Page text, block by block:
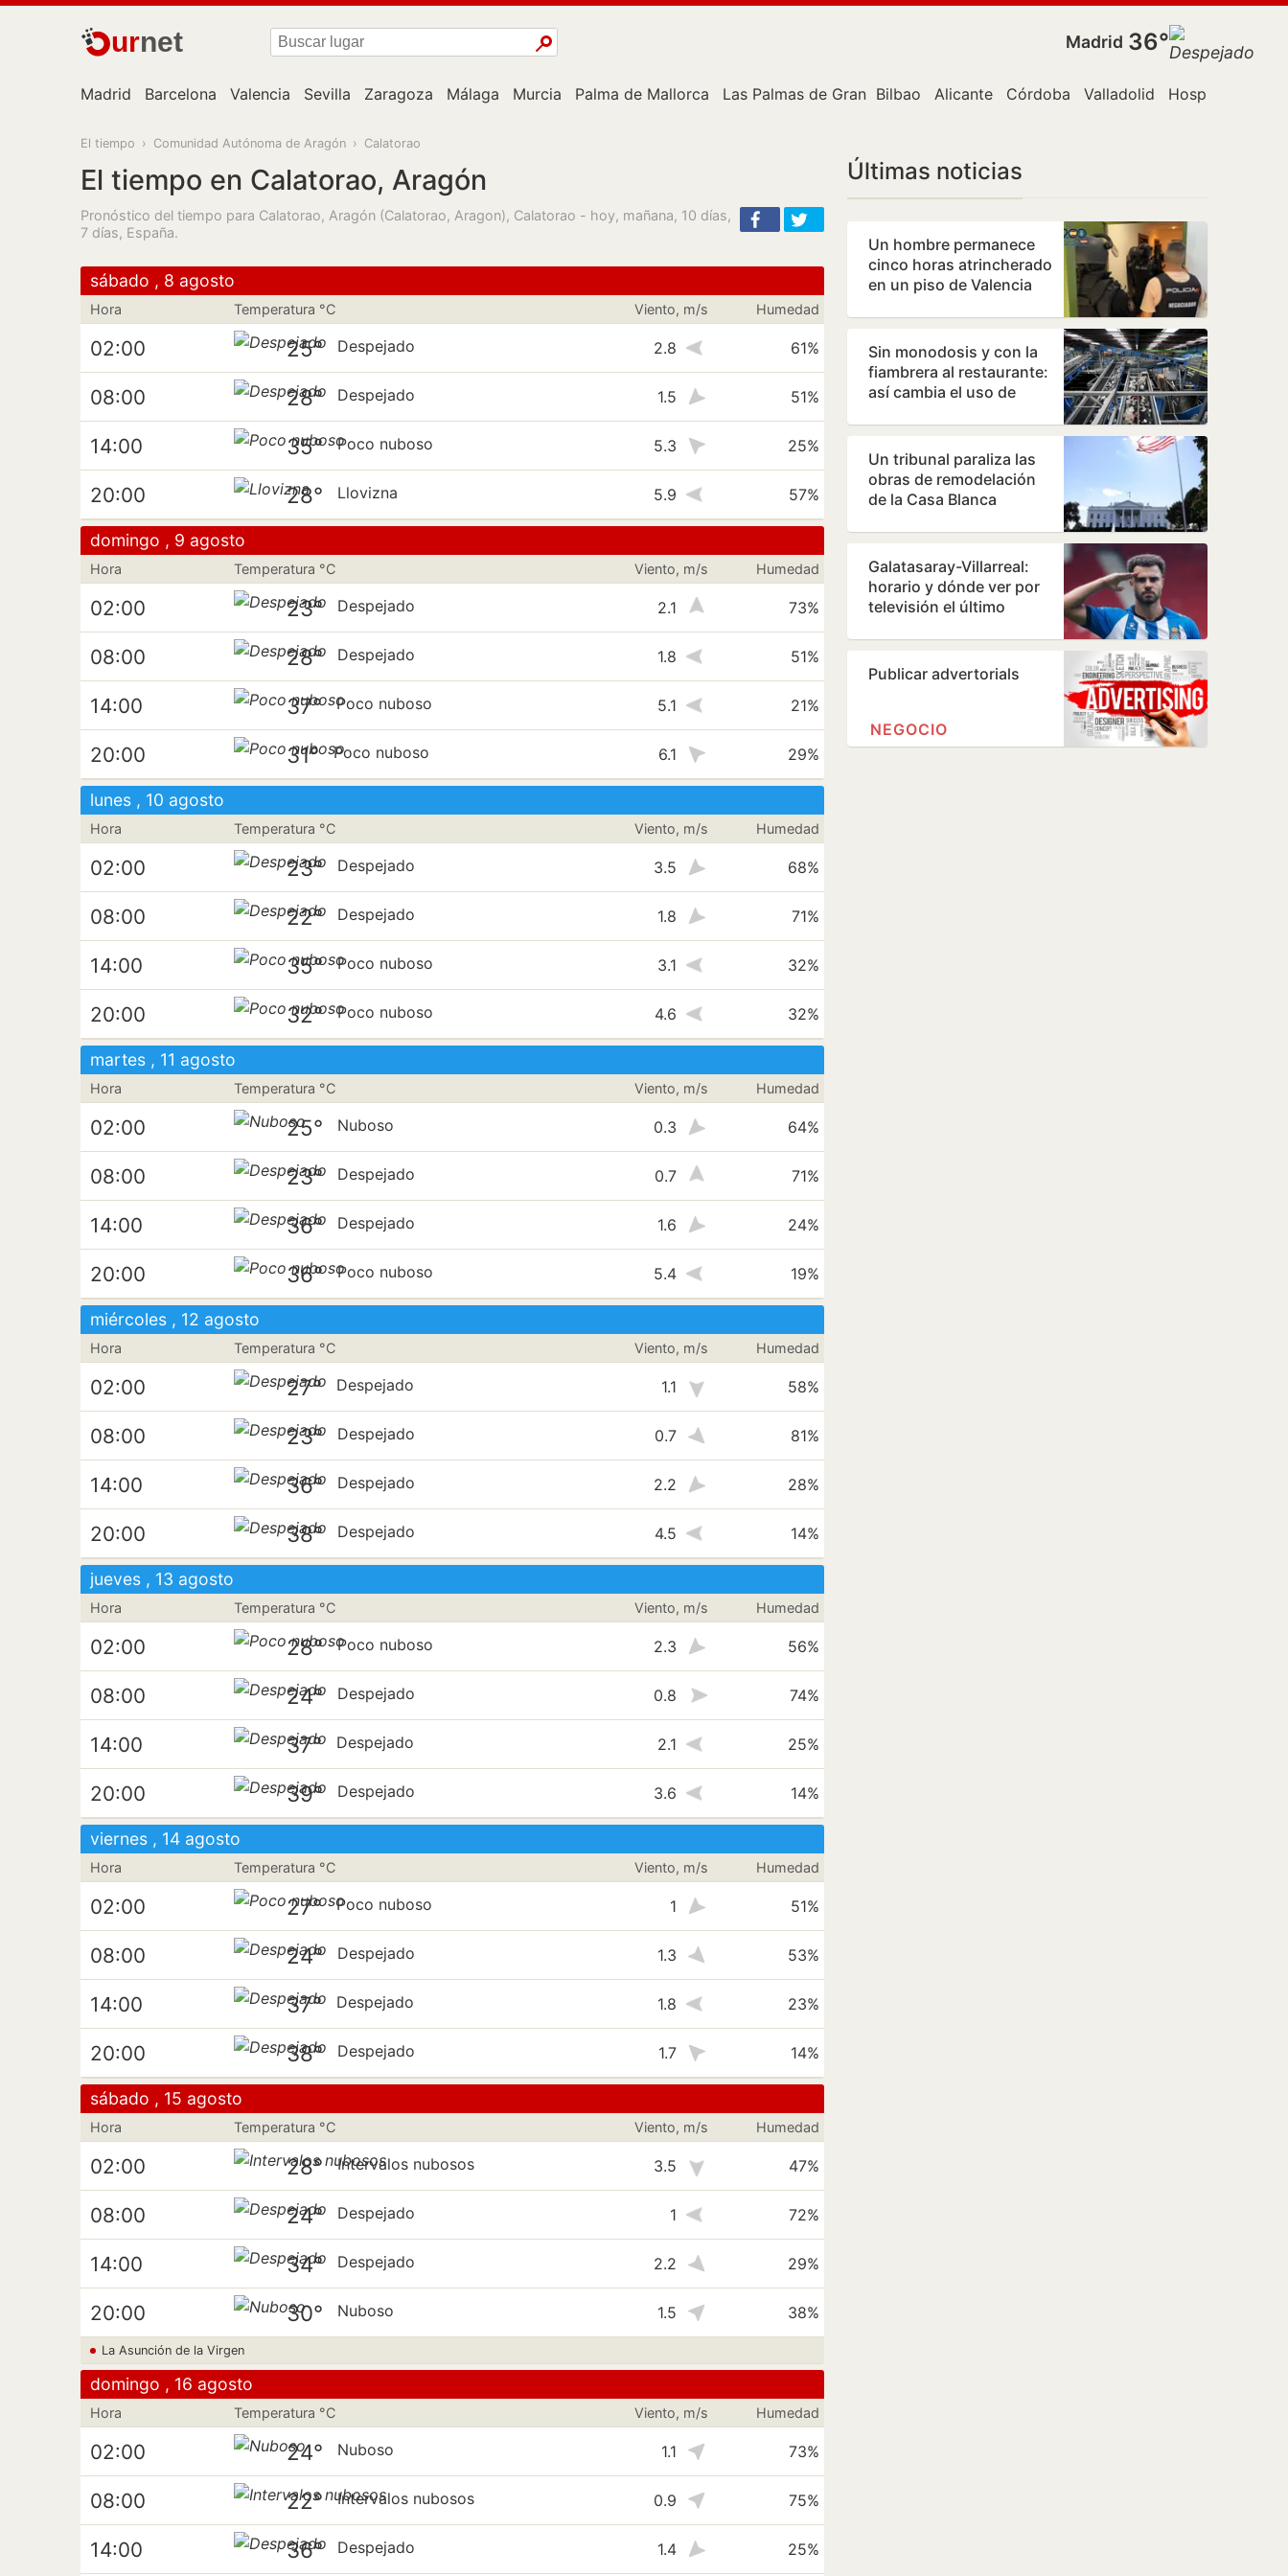
urnet Madrid 36°
Madrid Barcelona Valencia Sevilla Zaragoza Málaga Murcia Palma de Mallorca Las Palmas de Gran Canaria
Bilbao Alicante Córdoba Valladolid Hospitalet de
El tiempo › Comunidad Autónoma de Aragón › Calatorao
El tiempo en Calatorao, Aragón
Pronóstico del tiempo para Calatorao, Aragón (Calatorao, Aragon), Calatorao - hoy, mañana, 10 días,
7 días, España.
sábado , 8 agosto
Hora Temperatura °C Viento, m/s Humedad
02:00 25° Despejado 2.8 61%
08:00 28° Despejado 1.5 51%
14:00 35° Poco nuboso 5.3 25%
20:00 28° Llovizna 5.9 57%
domingo , 9 agosto
Hora Temperatura °C Viento, m/s Humedad
02:00 23° Despejado 2.1 73%
08:00 28° Despejado 1.8 51%
14:00 37° Poco nuboso 5.1 21%
20:00 31° Poco nuboso 6.1 29%
lunes , 10 agosto
Hora Temperatura °C Viento, m/s Humedad
02:00 23° Despejado 3.5 68%
08:00 22° Despejado 1.8 71%
14:00 35° Poco nuboso 3.1 32%
20:00 32° Poco nuboso 4.6 32%
martes , 11 agosto
Hora Temperatura °C Viento, m/s Humedad
02:00 25° Nuboso 0.3 64%
08:00 23° Despejado 0.7 71%
14:00 36° Despejado 1.6 24%
20:00 36° Poco nuboso 5.4 19%
miércoles , 12 agosto
Hora Temperatura °C Viento, m/s Humedad
02:00 27° Despejado 1.1 58%
08:00 23° Despejado 0.7 81%
14:00 36° Despejado 2.2 28%
20:00 38° Despejado 4.5 14%
jueves , 13 agosto
Hora Temperatura °C Viento, m/s Humedad
02:00 28° Poco nuboso 2.3 56%
08:00 24° Despejado 0.8 74%
14:00 37° Despejado 2.1 25%
20:00 39° Despejado 3.6 14%
viernes , 14 agosto
Hora Temperatura °C Viento, m/s Humedad
02:00 27° Poco nuboso 1 51%
08:00 24° Despejado 1.3 53%
14:00 37° Despejado 1.8 23%
20:00 38° Despejado 1.7 14%
sábado , 15 agosto
Hora Temperatura °C Viento, m/s Humedad
02:00 28° Intervalos nubosos 3.5 47%
08:00 24° Despejado 1 72%
14:00 34° Despejado 2.2 29%
20:00 30° Nuboso 1.5 38%
La Asunción de la Virgen
domingo , 16 agosto
Hora Temperatura °C Viento, m/s Humedad
02:00 24° Nuboso 1.1 73%
08:00 22° Intervalos nubosos 0.9 75%
14:00 36° Despejado 1.4 25%
Últimas noticias
Un hombre permanece
cinco horas atrincherado
en un piso de Valencia
Sin monodosis y con la
fiambrera al restaurante:
así cambia el uso de
directiva…
Un tribunal paraliza las
obras de remodelación
de la Casa Blanca
Galatasaray-Villarreal:
horario y dónde ver por
televisión el último
pretemporada del…
Publicar advertorials
NEGOCIO